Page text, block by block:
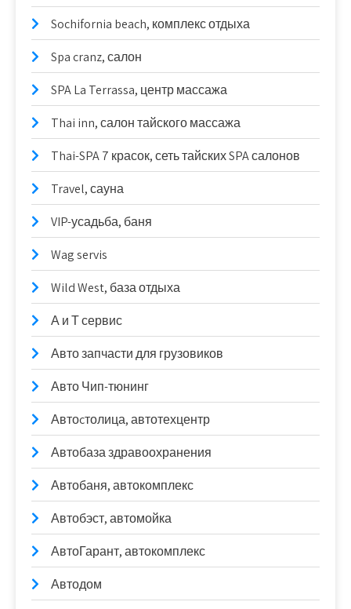
Sochifornia beach, комплекс отдыха
Spa cranz, салон
SPA La Terrassa, центр массажа
Thai inn, салон тайского массажа
Thai-SPA 7 красок, сеть тайских SPA салонов
Travel, сауна
VIP-усадьба, баня
Wag servis
Wild West, база отдыха
А и Т сервис
Авто запчасти для грузовиков
Авто Чип-тюнинг
Автоcтолица, автотехцентр
Автобаза здравоохранения
Автобаня, автокомплекс
Автобэст, автомойка
АвтоГарант, автокомплекс
Автодом